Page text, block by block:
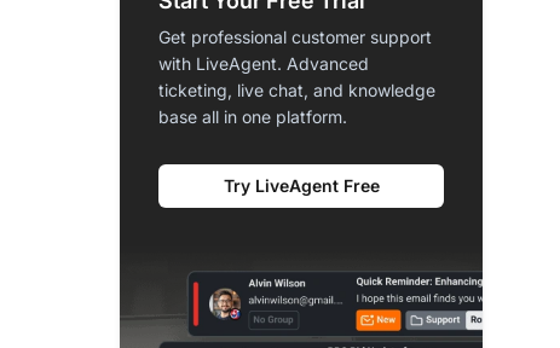
Get professional customer support
with LiveAgent. Advanced
ticketing, live chat, and knowledge
base all in one platform.
Try LiveAgent Free